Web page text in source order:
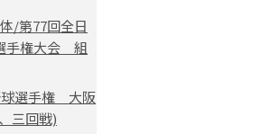
/第77回全日
手権大会 組
選手権 大阪
三回戦)